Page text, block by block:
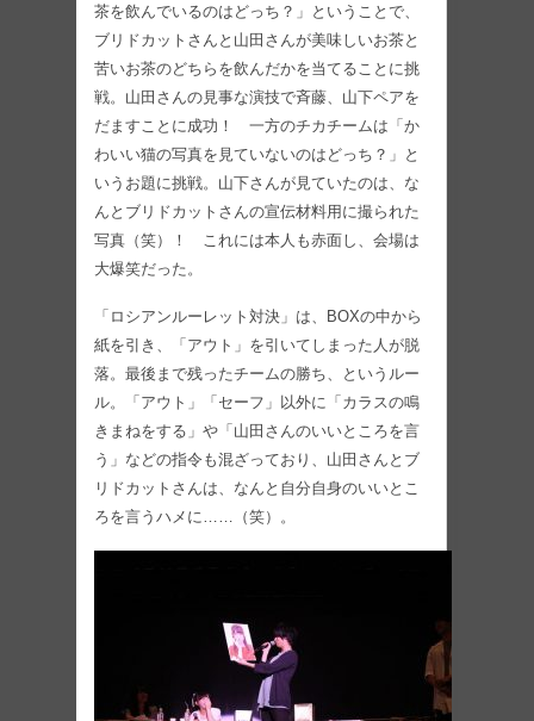
茶を飲んでいるのはどっち？」ということで、
ブリドカットさんと山田さんが美味しいお茶と
苦いお茶のどちらを飲んだかを当てることに挑
戦。山田さんの見事な演技で斉藤、山下ペアを
だますことに成功！ 一方のチカチームは「か
わいい猫の写真を見ていないのはどっち？」と
いうお題に挑戦。山下さんが見ていたのは、な
んとブリドカットさんの宣伝材料用に撮られた
写真（笑）！ これには本人も赤面し、会場は
大爆笑だった。
「ロシアンルーレット対決」は、BOXの中から
紙を引き、「アウト」を引いてしまった人が脱
落。最後まで残ったチームの勝ち、というルー
ル。「アウト」「セーフ」以外に「カラスの鳴
きまねをする」や「山田さんのいいところを言
う」などの指令も混ざっており、山田さんとブ
リドカットさんは、なんと自分自身のいいとこ
ろを言うハメに……（笑）。